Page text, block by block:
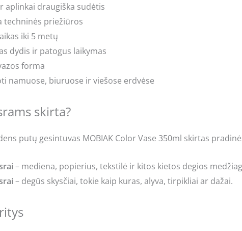
aplinkai draugiška sudėtis
techninės priežiūros
iki 5 metų
dydis ir patogus laikymas
forma
namuose, biuruose ir viešose erdvėse
skirta?
putų gesintuvas MOBIAK Color Vase 350ml skirtas
– mediena, popierius, tekstilė ir kitos kietos degios
– degūs skysčiai, tokie kaip kuras, alyva, tirpikliai ar dažai.